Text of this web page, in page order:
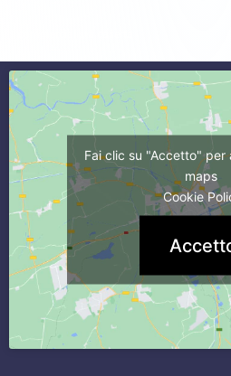
Fai clic su "Accetto" per
maps
Cookie